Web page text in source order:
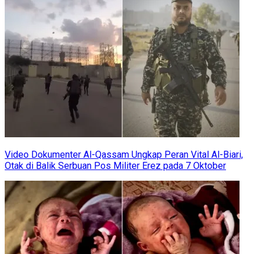
Video Dokumenter Al-Qassam Ungkap Peran Vital Al-Biari,
Otak di Balik Serbuan Pos Militer Erez pada 7 Oktober